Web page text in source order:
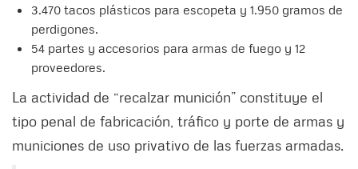
3.470 tacos plásticos para escopeta y 1.950 gramos de
perdigones.
54 partes y accesorios para armas de fuego y 12
proveedores.
La actividad de “recalzar munición” constituye el
tipo penal de fabricación, tráfico y porte de armas y
municiones de uso privativo de las fuerzas armadas.